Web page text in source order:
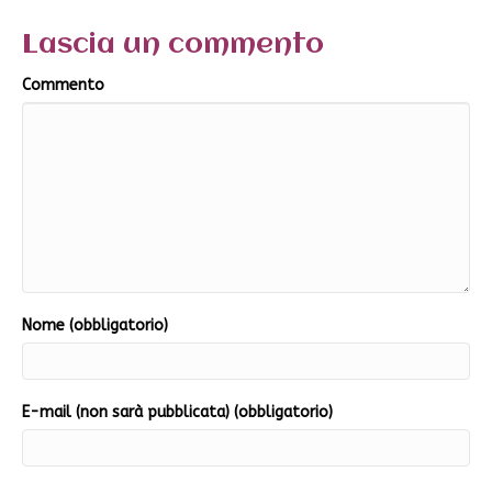
Lascia un commento
Commento
Nome (obbligatorio)
E-mail (non sarà pubblicata) (obbligatorio)